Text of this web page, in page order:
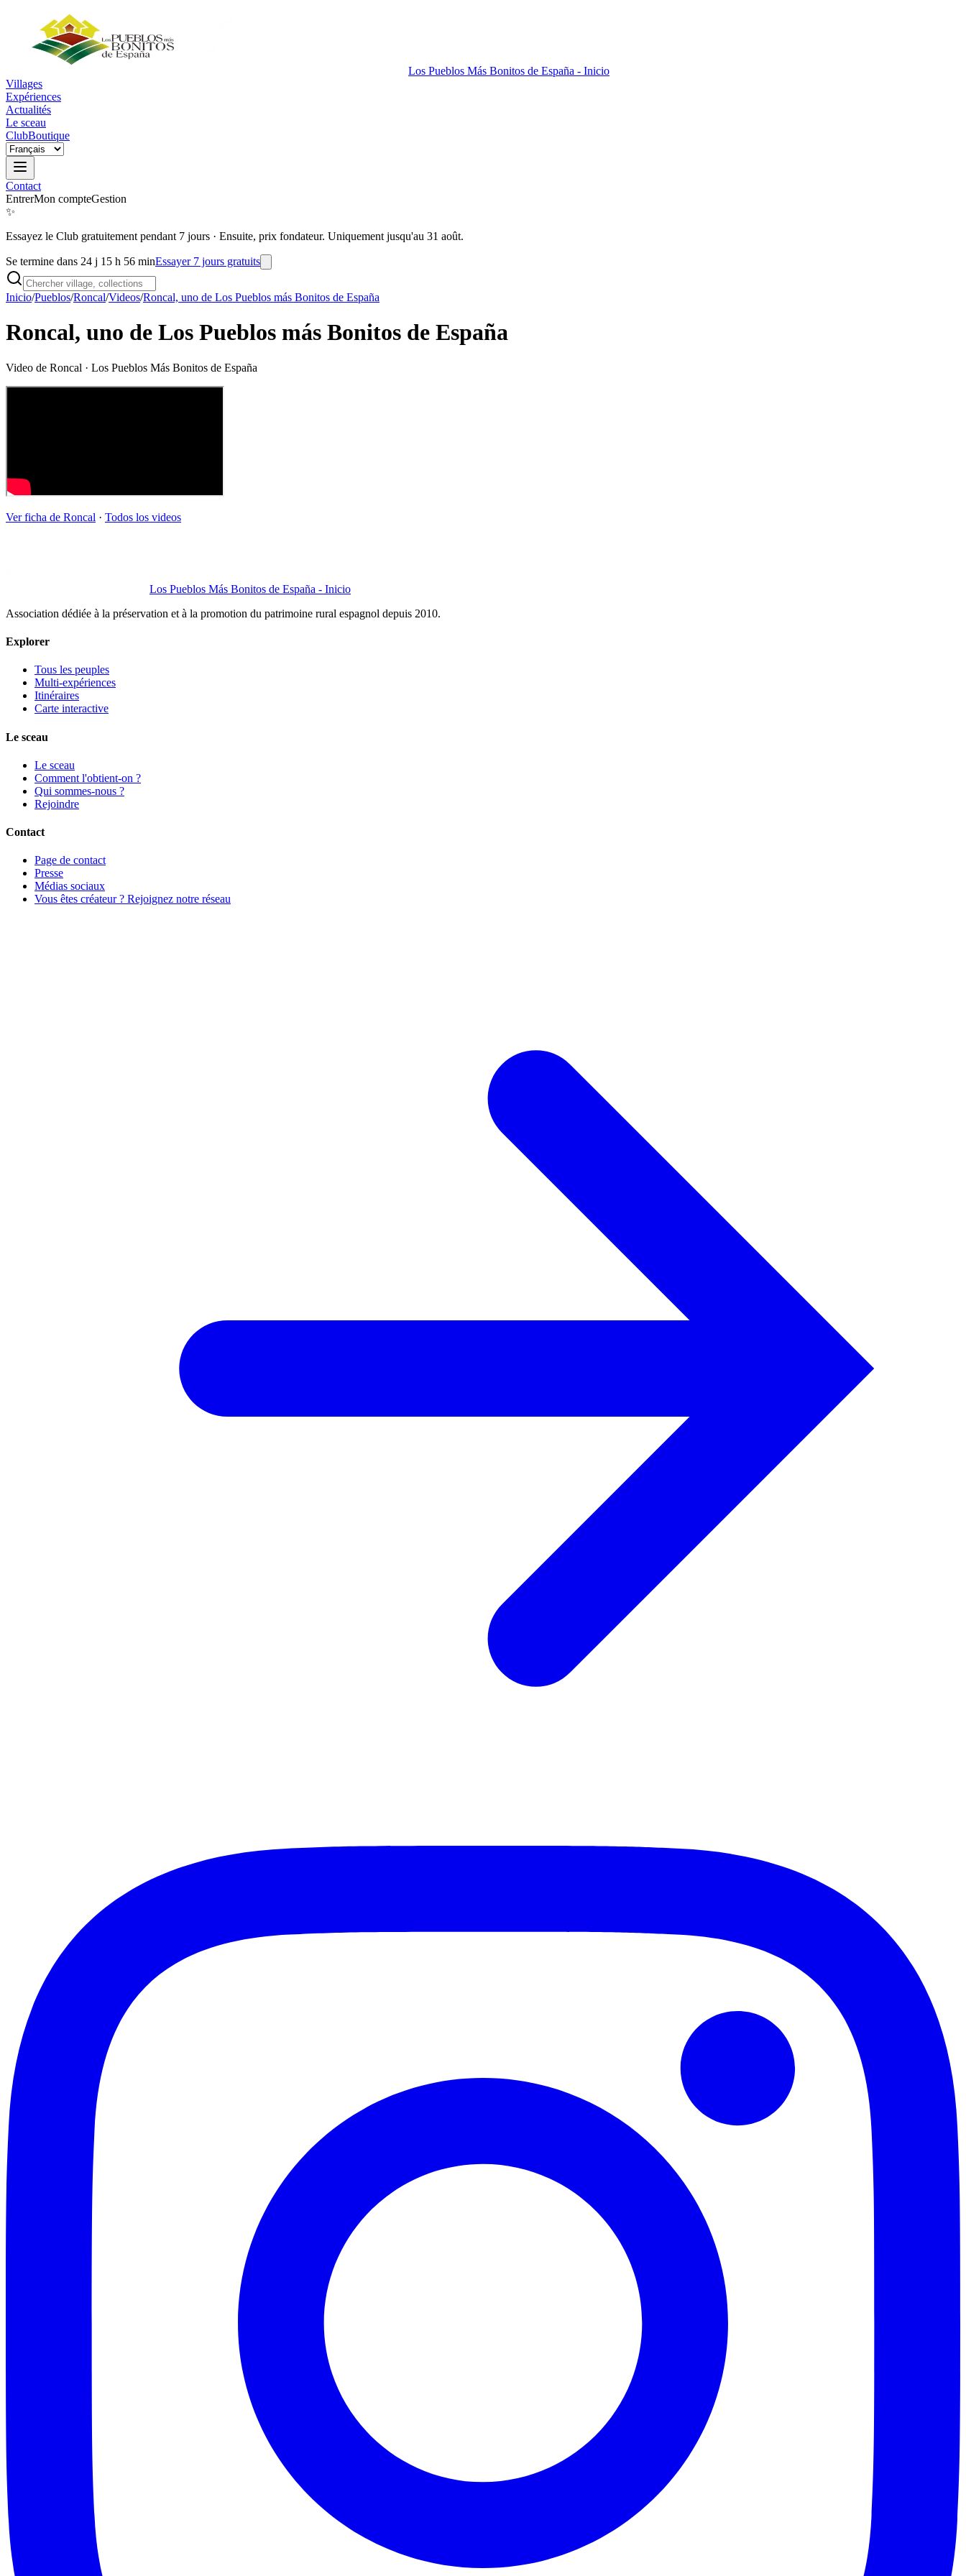
Los Pueblos Más Bonitos de España - Inicio
Villages
Expériences
Actualités
Le sceau
ClubBoutique
Contact
EntrerMon compteGestion
✨
Essayez le Club gratuitement pendant 7 jours · Ensuite, prix fondateur. Uniquement jusqu'au 31 août.
Se termine dans 24 j 15 h 56 minEssayer 7 jours gratuits
Inicio/Pueblos/Roncal/Videos/Roncal, uno de Los Pueblos más Bonitos de España
Roncal, uno de Los Pueblos más Bonitos de España
Video de Roncal · Los Pueblos Más Bonitos de España
Ver ficha de Roncal · Todos los videos
Los Pueblos Más Bonitos de España - Inicio
Association dédiée à la préservation et à la promotion du patrimoine rural espagnol depuis 2010.
Explorer
Tous les peuples
Multi-expériences
Itinéraires
Carte interactive
Le sceau
Le sceau
Comment l'obtient-on ?
Qui sommes-nous ?
Rejoindre
Contact
Page de contact
Presse
Médias sociaux
Vous êtes créateur ? Rejoignez notre réseau